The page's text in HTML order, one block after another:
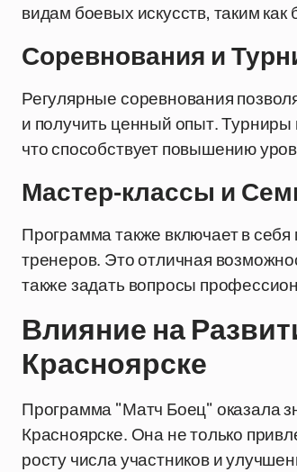
видам боевых искусств, таким как
Соревнования и
Регулярные соревнования
и получить ценный опыт. Турниры
что способствует повышению
Мастер-классы и
Программа также включает в
тренеров. Это отличная
также задать вопросы
Влияние на
Красноярске
Программа "Матч Боец" оказала
Красноярске. Она не только
росту числа участников и